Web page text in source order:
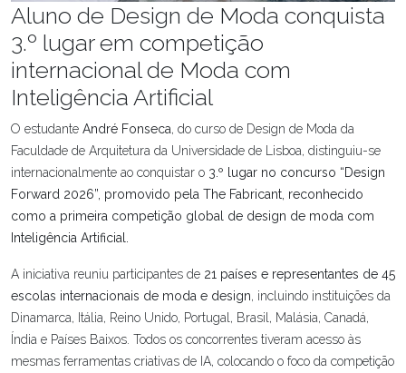
Aluno de Design de Moda conquista
3.º lugar em competição
internacional de Moda com
Inteligência Artificial
O estudante André Fonseca, do curso de Design de Moda da
Faculdade de Arquitetura da Universidade de Lisboa, distinguiu-se
internacionalmente ao conquistar o 3.º lugar no concurso “Design
Forward 2026”, promovido pela The Fabricant, reconhecido
como a primeira competição global de design de moda com
Inteligência Artificial.
A iniciativa reuniu participantes de 21 países e representantes de 45
escolas internacionais de moda e design, incluindo instituições da
Dinamarca, Itália, Reino Unido, Portugal, Brasil, Malásia, Canadá,
Índia e Países Baixos. Todos os concorrentes tiveram acesso às
mesmas ferramentas criativas de IA, colocando o foco da competição